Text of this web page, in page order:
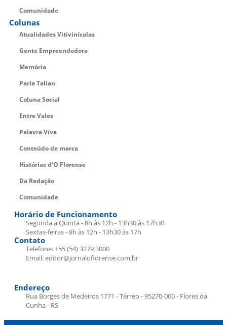
Comunidade
Colunas
Atualidades Vitivinícolas
Gente Empreendedora
Memória
Parla Talian
Coluna Social
Entre Vales
Palavra Viva
Conteúdo de marca
Histórias d’O Florense
Da Redação
Comunidade
Horário de Funcionamento
Segunda a Quinta - 8h às 12h - 13h30 às 17h30
Sextas-feiras - 8h às 12h - 13h30 às 17h
Contato
Telefone: +55 (54) 3279.3000
Email: editor@jornaloflorense.com.br
Endereço
Rua Borges de Medeiros 1771 - Térreo - 95270-000 - Flores da
Cunha - RS